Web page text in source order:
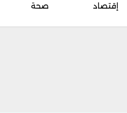
إقتصاد صحة